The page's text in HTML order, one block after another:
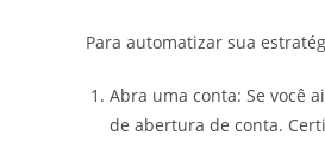
Para automatizar sua
Abra uma conta: Se você
de abertura de conta.